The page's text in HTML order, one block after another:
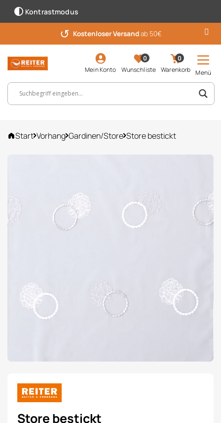
Kontrastmodus
↺ Kostenloser Versandab 50€
Mein Konto
0
Wunschliste
0
Warenkorb
Menü
Suchbegriff, Artikelnummer ...
Start Vorhang Gardinen/Store Store bestickt
Store bestickt